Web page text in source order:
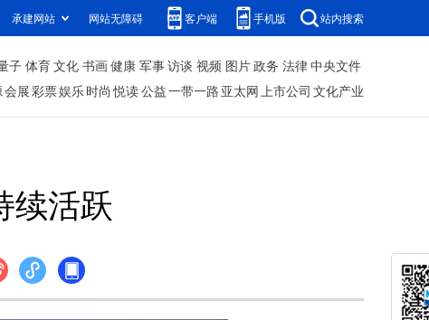
承建网站 网站无障碍 客户端 手机版 站内搜索
子 体育文化 书画健康 军事访谈 视频 图片政务 法律中央文件
会展彩票娱乐时尚 悦读公益一带一路 亚太网上市公司 文化产业
续活跃